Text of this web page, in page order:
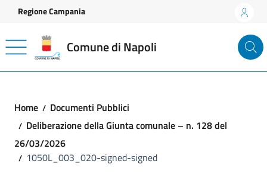
Vai ai contenuti
Vai al footer
Regione Campania
Comune di Napoli
Home
Documenti Pubblici
Deliberazione della Giunta comunale – n. 128 del
26/03/2026
1050L_003_020-signed-signed